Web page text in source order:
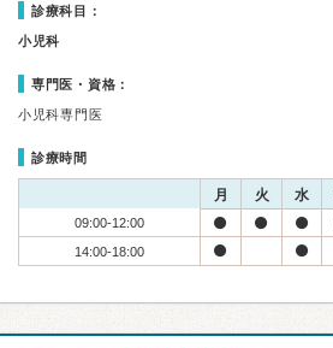
診療科目：
小児科
専門医・資格：
小児科専門医
診療時間
月 火 水
09:00-12:00
14:00-18:00